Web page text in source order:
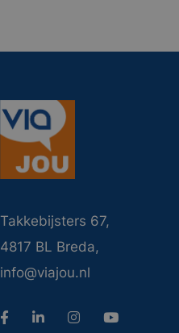
Takkebijsters 67,
4817 BL Breda,
info@viajou.nl